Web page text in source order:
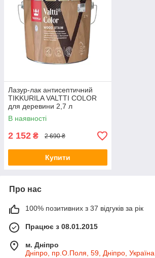
Лазур-лак антисептичний
TIKKURILA VALTTI COLOR
для деревини 2,7 л
В наявності
2 152 ₴ 2 690 ₴
Купити
Про нас
100% позитивних з 37 відгуків за рік
Працює з 08.01.2015
м. Дніпро
Дніпро, пр.О.Поля, 59, Дніпро, Україна